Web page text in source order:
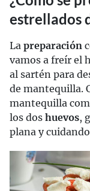
estrellados
La preparación
vamos a freír el
al sartén para
de mantequilla.
mantequilla
los dos huevos,
plana y